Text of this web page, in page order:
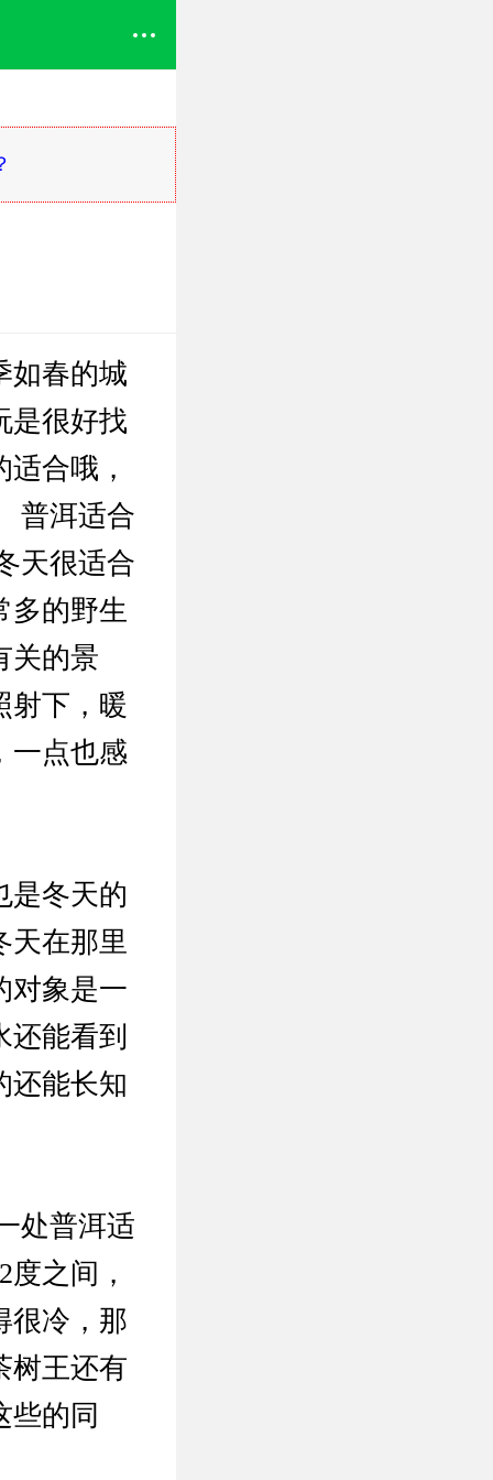
如春的城
是很好找
合哦，
普洱适合
天很适合
多的野生
关的景
射下，暖
一点也感
是冬天的
天在那里
对象是一
能看到
还能长知
处普洱适
之间，
很冷，那
树王还有
些的同